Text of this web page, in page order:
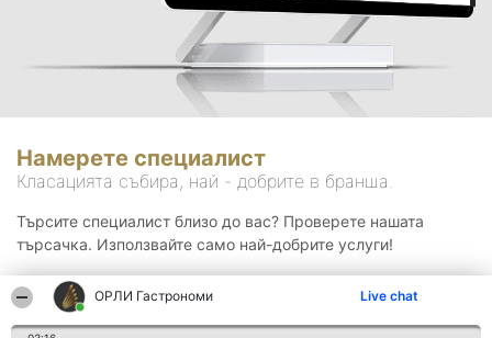
ОРЛИ Гастрономи Live chat
Намерете специалист
Класацията събира, най - добрите в бранша.
Търсите специалист близо до вас? Проверете нашата
търсачка. Използвайте само най-добрите услуги!